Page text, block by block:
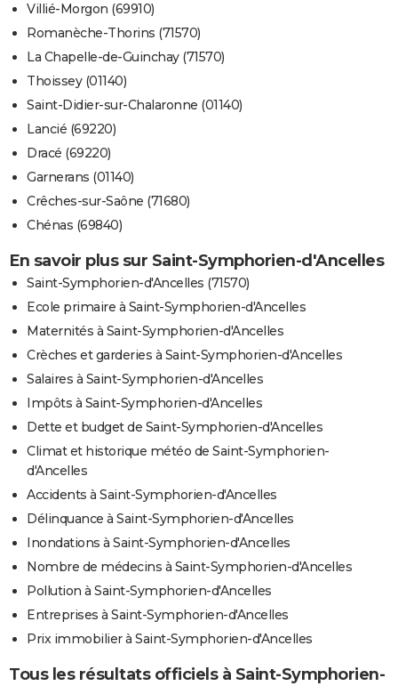
Villié-Morgon (69910)
Romanèche-Thorins (71570)
La Chapelle-de-Guinchay (71570)
Thoissey (01140)
Saint-Didier-sur-Chalaronne (01140)
Lancié (69220)
Dracé (69220)
Garnerans (01140)
Crêches-sur-Saône (71680)
Chénas (69840)
En savoir plus sur Saint-Symphorien-d'Ancelles
Saint-Symphorien-d'Ancelles (71570)
Ecole primaire à Saint-Symphorien-d'Ancelles
Maternités à Saint-Symphorien-d'Ancelles
Crèches et garderies à Saint-Symphorien-d'Ancelles
Salaires à Saint-Symphorien-d'Ancelles
Impôts à Saint-Symphorien-d'Ancelles
Dette et budget de Saint-Symphorien-d'Ancelles
Climat et historique météo de Saint-Symphorien-
d'Ancelles
Accidents à Saint-Symphorien-d'Ancelles
Délinquance à Saint-Symphorien-d'Ancelles
Inondations à Saint-Symphorien-d'Ancelles
Nombre de médecins à Saint-Symphorien-d'Ancelles
Pollution à Saint-Symphorien-d'Ancelles
Entreprises à Saint-Symphorien-d'Ancelles
Prix immobilier à Saint-Symphorien-d'Ancelles
Tous les résultats officiels à Saint-Symphorien-